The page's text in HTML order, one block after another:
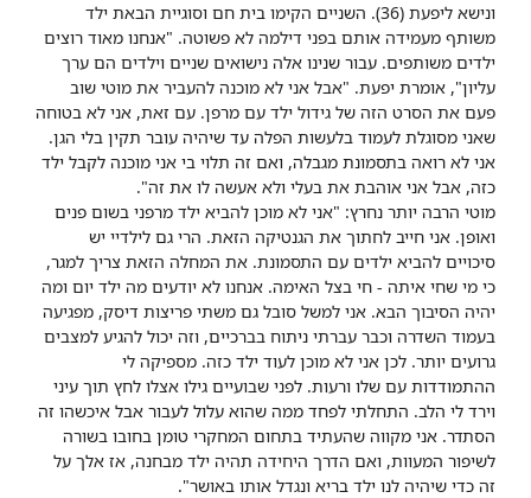
ונישא ליפעת (36). השניים הקימו בית חם וסוגיית הבאת ילד
משותף מעמידה אותם בפני דילמה לא פשוטה. "אנחנו מאוד רוצים
ילדים משותפים. עבור שנינו אלה נישואים שניים וילדים הם ערך
עליון", אומרת יפעת. "אבל אני לא מוכנה להעביר את מוטי שוב
פעם את הסרט הזה של גידול ילד עם מרפן. עם זאת, אני לא בטוחה
שאני מסוגלת לעמוד בלעשות הפלה עד שיהיה עובר תקין בלי הגן.
אני לא רואה בתסמונת מגבלה, ואם זה תלוי בי אני מוכנה לקבל ילד
כזה, אבל אני אוהבת את בעלי ולא אעשה לו את זה".
מוטי הרבה יותר נחרץ: "אני לא מוכן להביא ילד מרפני בשום פנים
ואופן. אני חייב לחתוך את הגנטיקה הזאת. הרי גם לילדיי יש
סיכויים להביא ילדים עם התסמונת. את המחלה הזאת צריך למגר,
כי מי שחי איתה - חי בצל האימה. אנחנו לא יודעים מה ילד יום ומה
יהיה הסיבוך הבא. אני למשל סובל גם משתי פריצות דיסק, מפגיעה
בעמוד השדרה וכבר עברתי ניתוח בברכיים, וזה יכול להגיע למצבים
גרועים יותר. לכן אני לא מוכן לעוד ילד כזה. מספיקה לי
ההתמודדות עם שלו ורעות. לפני שבועיים גילו אצלו לחץ תוך עיני
וירד לי הלב. התחלתי לפחד ממה שהוא עלול לעבור אבל איכשהו זה
הסתדר. אני מקווה שהעתיד בתחום המחקרי טומן בחובו בשורה
לשיפור המעוות, ואם הדרך היחידה תהיה ילד מבחנה, אז אלך על
זה כדי שיהיה לנו ילד בריא ונגדל אותו באושר".